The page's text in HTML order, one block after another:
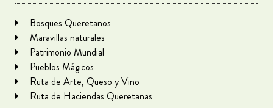
Bosques Queretanos
Maravillas naturales
Patrimonio Mundial
Pueblos Mágicos
Ruta de Arte, Queso y Vino
Ruta de Haciendas Queretanas